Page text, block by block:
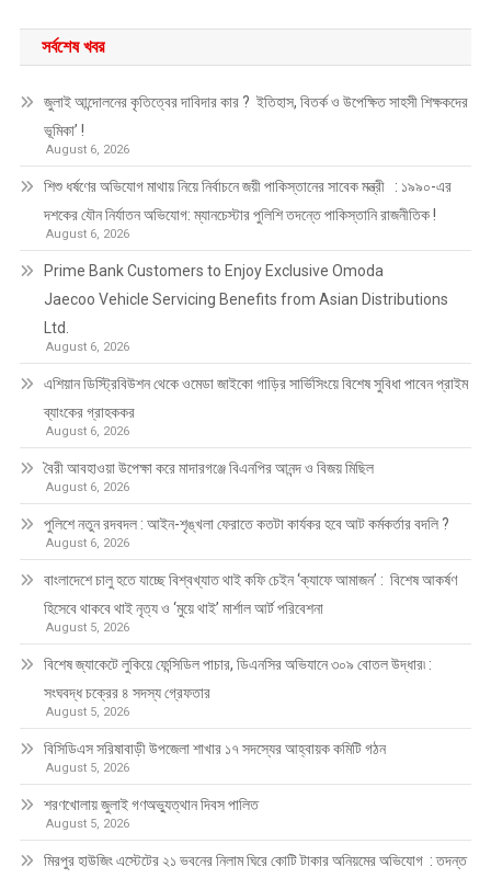
সর্বশেষ খবর
জুলাই আন্দোলনের কৃতিত্বের দাবিদার কার ? ইতিহাস, বিতর্ক ও উপেক্ষিত সাহসী শিক্ষকদের
ভূমিকা’ !
August 6, 2026
শিশু ধর্ষণের অভিযোগ মাথায় নিয়ে নির্বাচনে জয়ী পাকিস্তানের সাবেক মন্ত্রী : ১৯৯০-এর
দশকের যৌন নির্যাতন অভিযোগ: ম্যানচেস্টার পুলিশি তদন্তে পাকিস্তানি রাজনীতিক !
August 6, 2026
Prime Bank Customers to Enjoy Exclusive Omoda
Jaecoo Vehicle Servicing Benefits from Asian Distributions
Ltd.
August 6, 2026
এশিয়ান ডিস্ট্রিবিউশন থেকে ওমেডা জাইকো গাড়ির সার্ভিসিংয়ে বিশেষ সুবিধা পাবেন প্রাইম
ব্যাংকের গ্রাহককর
August 6, 2026
বৈরী আবহাওয়া উপেক্ষা করে মাদারগঞ্জে বিএনপির আনন্দ ও বিজয় মিছিল
August 6, 2026
পুলিশে নতুন রদবদল : আইন-শৃঙ্খলা ফেরাতে কতটা কার্যকর হবে আট কর্মকর্তার বদলি ?
August 6, 2026
​​বাংলাদেশে চালু হতে যাচ্ছে বিশ্বখ্যাত থাই কফি চেইন ‘ক্যাফে আমাজন’ : বিশেষ আকর্ষণ
হিসেবে থাকবে থাই নৃত্য ও ‘মুয়ে থাই’ মার্শাল আর্ট পরিবেশনা
August 5, 2026
বিশেষ জ্যাকেটে লুকিয়ে ফেন্সিডিল পাচার, ডিএনসির অভিযানে ৩০৯ বোতল উদ্ধার৷ :
সংঘবদ্ধ চক্রের ৪ সদস্য গ্রেফতার
August 5, 2026
বিসিডিএস সরিষাবাড়ী উপজেলা শাখার ১৭ সদস্যের আহ্বায়ক কমিটি গঠন
August 5, 2026
শরণখোলায় জুলাই গণঅভ্যুত্থান দিবস পালিত
August 5, 2026
মিরপুর হাউজিং এস্টেটের ২১ ভবনের নিলাম ঘিরে কোটি টাকার অনিয়মের অভিযোগ : তদন্ত